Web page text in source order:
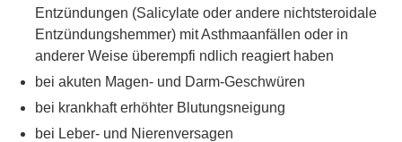
Entzündungen (Salicylate oder andere nichtsteroidale
Entzündungshemmer) mit Asthmaanfällen oder in
anderer Weise überempfi ndlich reagiert haben
bei akuten Magen- und Darm-Geschwüren
bei krankhaft erhöhter Blutungsneigung
bei Leber- und Nierenversagen